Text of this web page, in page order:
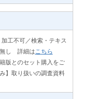
工不可／検索・テキス
無し 詳細は こちら
版とのセット購入をご
】取り扱いの調査資料